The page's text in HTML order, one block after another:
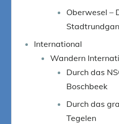
Oberwesel –
International
Wandern
Durch das
Boschbeek
Durch das
Tegelen